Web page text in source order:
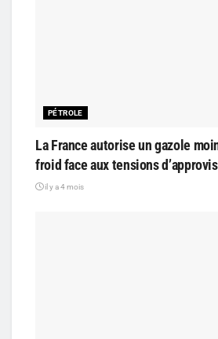
PÉTROLE
La France autorise un gazole
froid face aux tensions
il y a 4 mois